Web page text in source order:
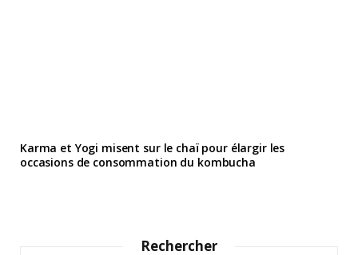
Karma et Yogi misent sur le chaï pour élargir les
occasions de consommation du kombucha
Rechercher